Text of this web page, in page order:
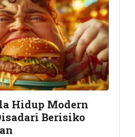
Hidup Modern
Berisiko